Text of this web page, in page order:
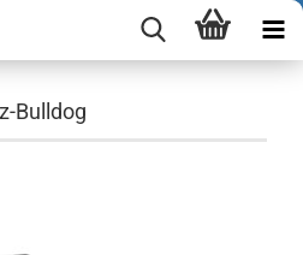
Bulldog